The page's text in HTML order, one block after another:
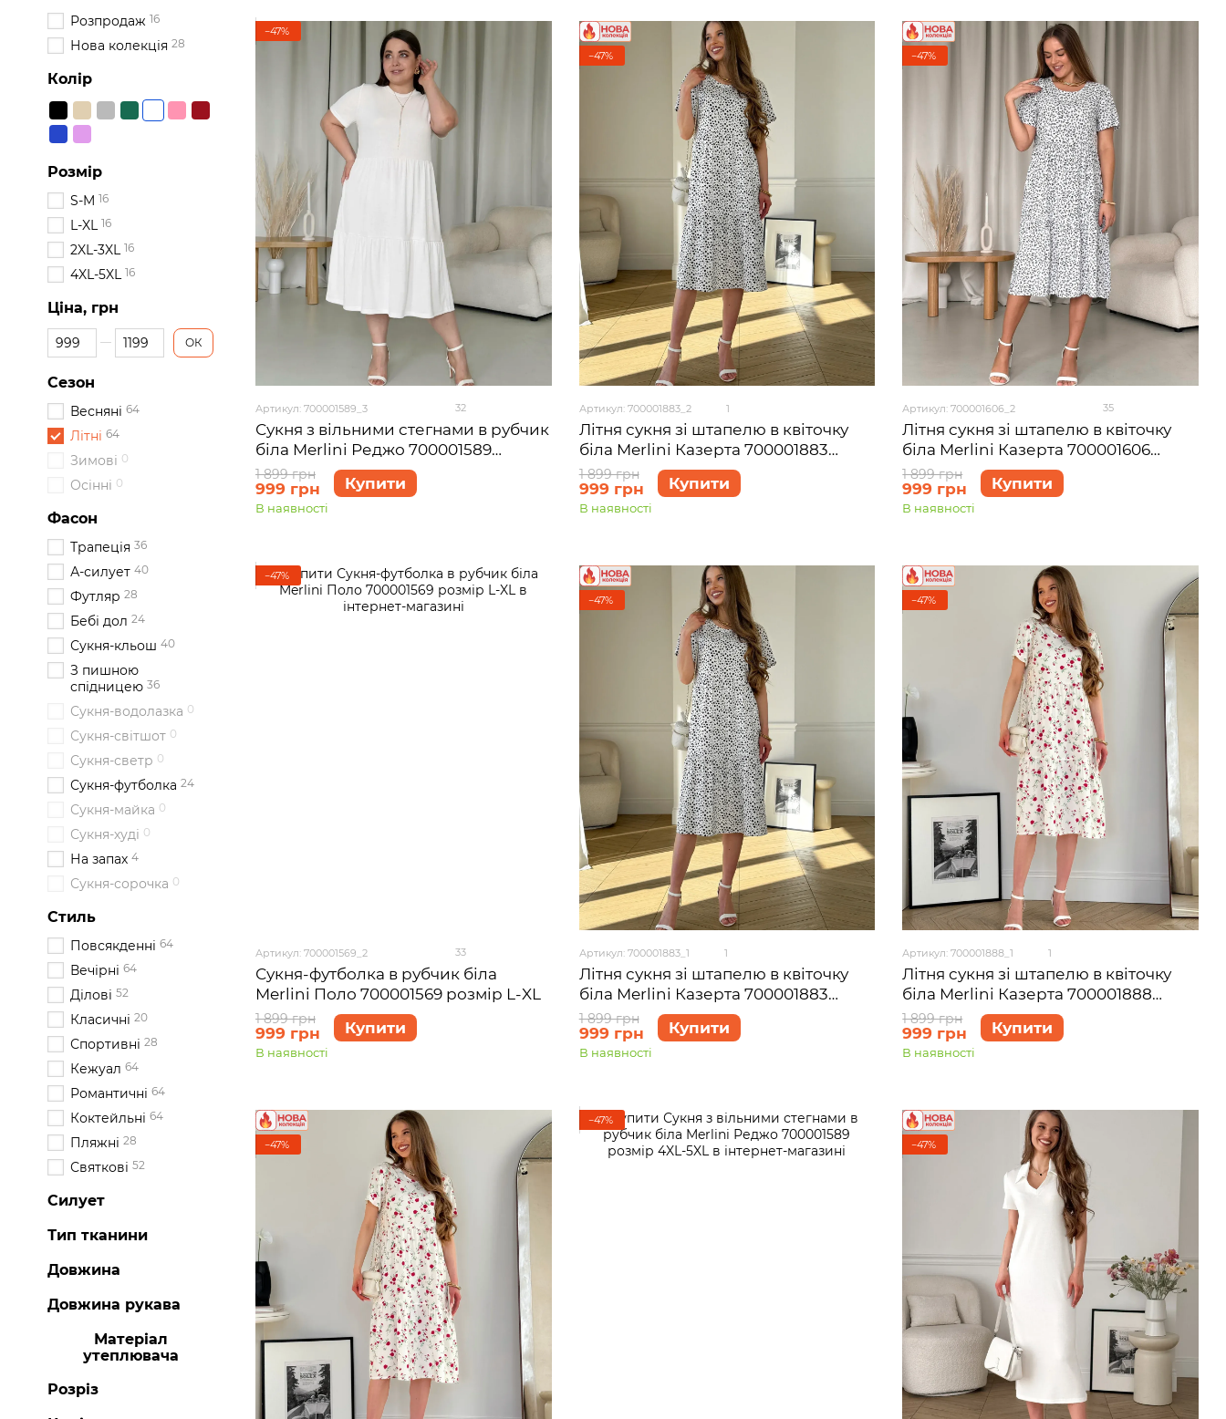
−47%
Артикул: 700001589_3 32
Сукня з вільними стегнами в рубчик
біла Merlini Реджо 700001589
розмір 2XL-3XL
1 899 грн
999 грн Купити
В наявності
−47%
Артикул: 700001883_2 1
Літня сукня зі штапелю в квіточку
біла Merlini Казерта 700001883
розмір L-XL
1 899 грн
999 грн Купити
В наявності
−47%
Артикул: 700001606_2 35
Літня сукня зі штапелю в квіточку
біла Merlini Казерта 700001606
розмір L-XL
1 899 грн
999 грн Купити
В наявності
−47%
Артикул: 700001569_2 33
Сукня-футболка в рубчик біла
Merlini Поло 700001569 розмір L-XL
1 899 грн
999 грн Купити
В наявності
−47%
Артикул: 700001883_1 1
Літня сукня зі штапелю в квіточку
біла Merlini Казерта 700001883
розмір S-M
1 899 грн
999 грн Купити
В наявності
−47%
Артикул: 700001888_1 1
Літня сукня зі штапелю в квіточку
біла Merlini Казерта 700001888
розмір S-M
1 899 грн
999 грн Купити
В наявності
−47%
−47%
−47%
Розпродаж 16
Нова колекція 28
Колір
Розмір
S-M 16
L-XL 16
2XL-3XL 16
4XL-5XL 16
Ціна, грн
Від Ціна, грн
До Ціна, грн ОК
Сезон
Весняні 64
Літні 64
Зимові 0
Осінні 0
Фасон
Трапеція 36
А-силует 40
Футляр 28
Бебі дол 24
Сукня-кльош 40
З пишною
спідницею 36
Сукня-водолазка 0
Сукня-світшот 0
Сукня-светр 0
Сукня-футболка 24
Сукня-майка 0
Сукня-худі 0
На запах 4
Сукня-сорочка 0
Стиль
Повсякденні 64
Вечірні 64
Ділові 52
Класичні 20
Спортивні 28
Кежуал 64
Романтичні 64
Коктейльні 64
Пляжні 28
Святкові 52
Силует
Тип тканини
Довжина
Довжина рукава
Матеріал
утеплювача
Розріз